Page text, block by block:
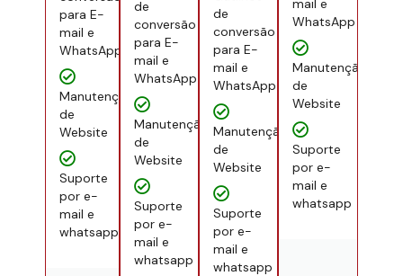
para E-
mail e
WhatsApp
Manutenção
de
Website
Suporte
por e-
mail e
whatsapp
de
conversão
para E-
mail e
WhatsApp
Manutenção
de
Website
Suporte
por e-
mail e
whatsapp
de
conversão
para E-
mail e
WhatsApp
Manutenção
de
Website
Suporte
por e-
mail e
whatsapp
mail e
WhatsApp
Manutenção
de
Website
Suporte
por e-
mail e
whatsapp